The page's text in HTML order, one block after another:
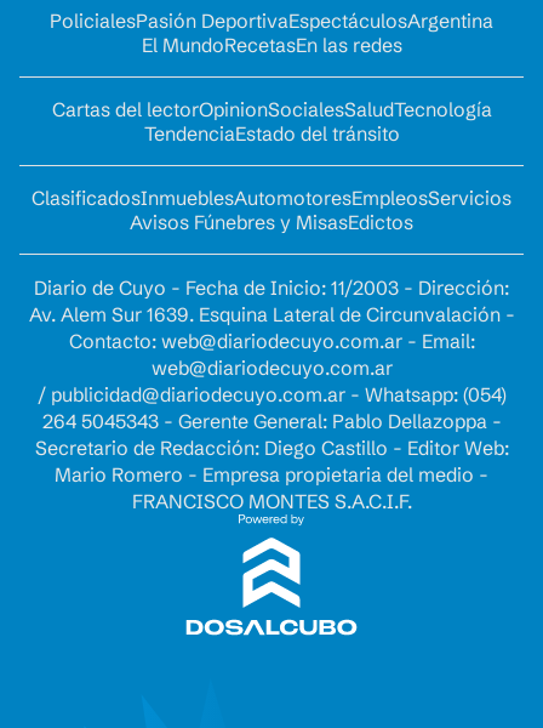
PolicialesPasión DeportivaEspectáculosArgentina
El MundoRecetasEn las redes
Cartas del lectorOpinionSocialesSaludTecnología
TendenciaEstado del tránsito
ClasificadosInmueblesAutomotoresEmpleosServicios
Avisos Fúnebres y MisasEdictos
Diario de Cuyo - Fecha de Inicio: 11/2003 - Dirección:
Av. Alem Sur 1639. Esquina Lateral de Circunvalación -
Contacto: web@diariodecuyo.com.ar- Email:
web@diariodecuyo.com.ar
/ publicidad@diariodecuyo.com.ar- Whatsapp: (054)
264 5045343 - Gerente General: Pablo Dellazoppa -
Secretario de Redacción: Diego Castillo - Editor Web:
Mario Romero - Empresa propietaria del medio -
FRANCISCO MONTES S.A.C.I.F.